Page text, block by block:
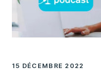
15 DÉCEMBRE 2022